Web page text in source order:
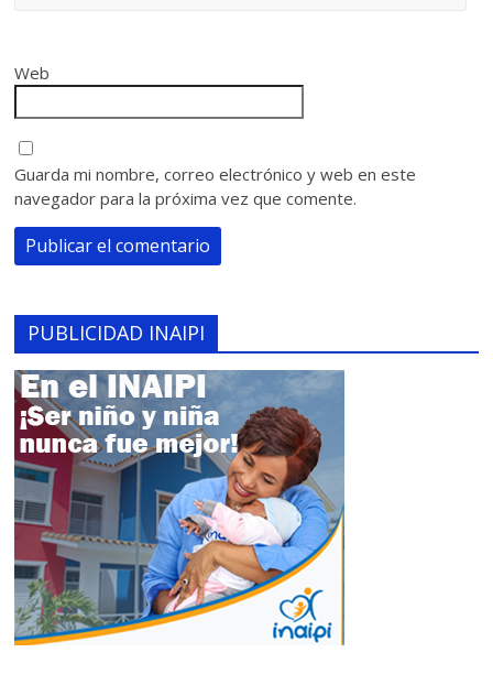
Web
Guarda mi nombre, correo electrónico y web en este
navegador para la próxima vez que comente.
PUBLICIDAD INAIPI